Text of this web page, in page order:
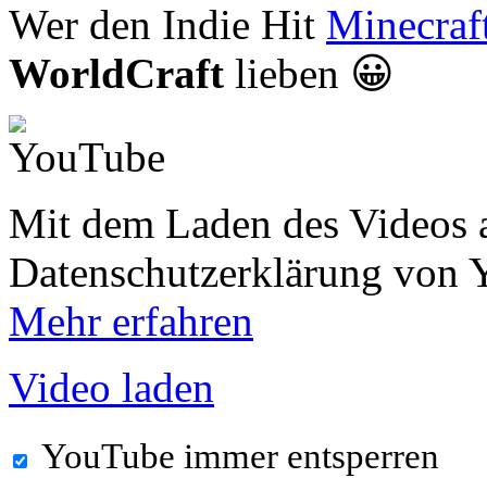
Wer den Indie Hit
WorldCraft lieben 😀
Mit dem Laden des Videos
Datenschutzerklärung von
Mehr erfahren
Video laden
YouTube immer entsperren